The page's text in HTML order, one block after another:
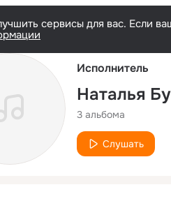
сервисы для вас. Если
Исполнитель
Наталья
3 альбома
Слушать